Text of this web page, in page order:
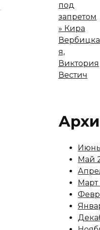
под
запретом
» Кира
Вербицка
я,
Виктория
Вестич
Май
Март